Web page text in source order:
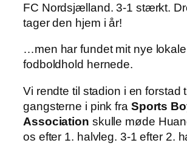
FC Nordsjælland. 3-1 stærkt.
tager den hjem i år!
…men har fundet mit nye lokale
fodboldhold hernede.
Vi rendte til stadion i en forstad
gangsterne i pink fra Sports
Association skulle møde
os efter 1. halvleg. 3-1 efter 2.